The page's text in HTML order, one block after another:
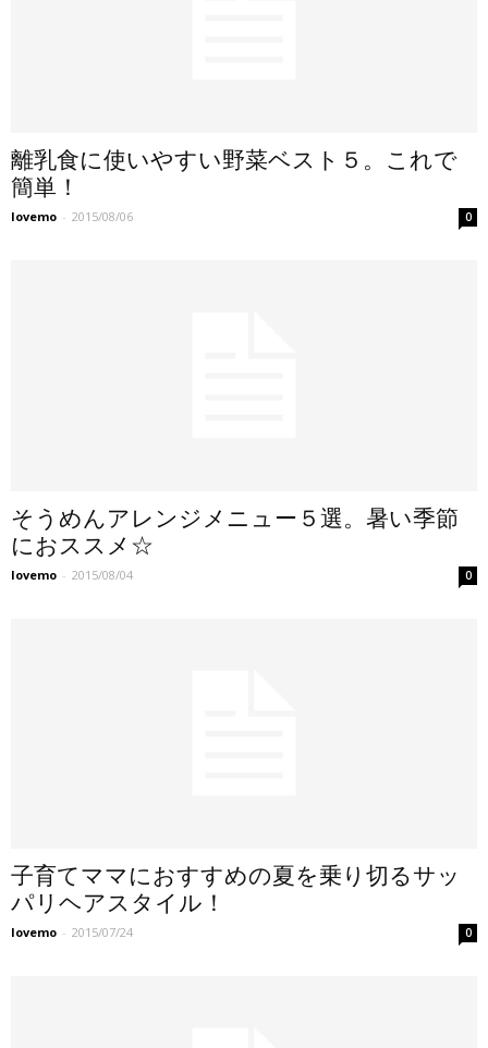
離乳食に使いやすい野菜ベスト５。これで
簡単！
lovemo - 2015/08/06 0
そうめんアレンジメニュー５選。暑い季節
におススメ☆
lovemo - 2015/08/04 0
子育てママにおすすめの夏を乗り切るサッ
パリヘアスタイル！
lovemo - 2015/07/24 0